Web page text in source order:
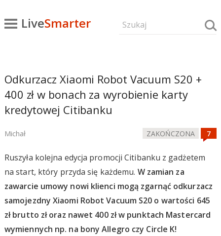
LiveSmarter
Odkurzacz Xiaomi Robot Vacuum S20 +
400 zł w bonach za wyrobienie karty
kredytowej Citibanku
Michał ZAKOŃCZONA
Ruszyła kolejna edycja promocji Citibanku z gadżetem
na start, który przyda się każdemu. W zamian za
zawarcie umowy nowi klienci mogą zgarnąć odkurzacz
samojezdny Xiaomi Robot Vacuum S20 o wartości 645
zł brutto zł oraz nawet 400 zł w punktach Mastercard
wymiennych np. na bony Allegro czy Circle K!